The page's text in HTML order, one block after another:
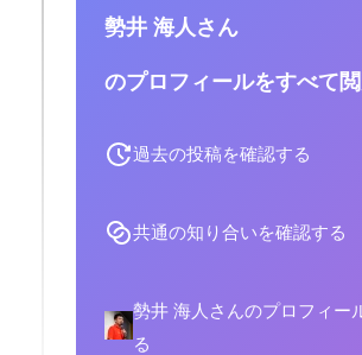
勢井 海人さん
のプロフィールをすべて
過去の投稿を確認する
共通の知り合いを確認する
勢井 海人さんのプロフィー
る